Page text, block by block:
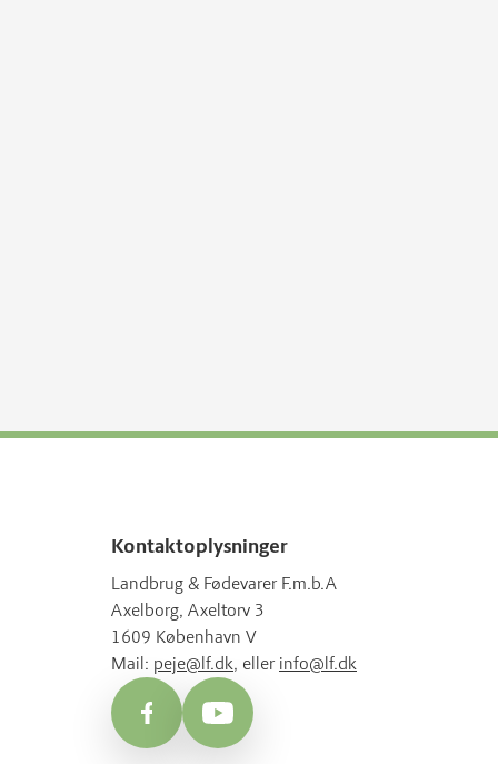
Kontaktoplysninger
Landbrug & Fødevarer F.m.b.A
Axelborg, Axeltorv 3
1609 København V
Mail: peje@lf.dk, eller info@lf.dk
FacebookYouTube